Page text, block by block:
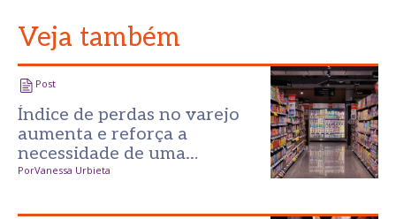
Veja também
Post
Índice de perdas no varejo
aumenta e reforça a
necessidade de uma
prevenção mais inteligente
PorVanessa Urbieta